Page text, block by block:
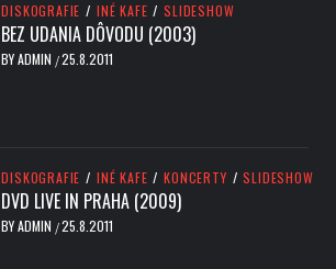
DISKOGRAFIE / INÉ KAFE / SLIDESHOW
BEZ UDANIA DÔVODU (2003)
BYADMIN /25.8.2011
DISKOGRAFIE / INÉ KAFE / KONCERTY / SLIDESHOW
DVD LIVE IN PRAHA (2009)
BYADMIN /25.8.2011